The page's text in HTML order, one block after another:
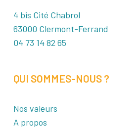
4 bis Cité Chabrol
63000 Clermont-Ferrand
04 73 14 82 65
QUI SOMMES-NOUS ?
Nos valeurs
A propos